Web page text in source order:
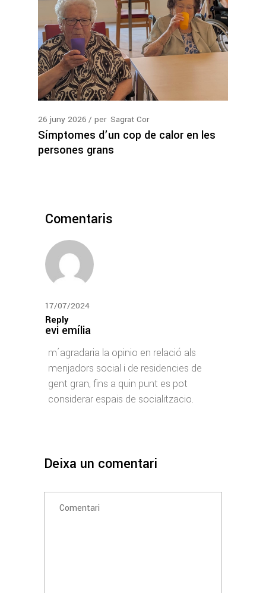
26 juny 2026 per Sagrat Cor
Símptomes d’un cop de calor en les
persones grans
Comentaris
17/07/2024
Reply
evi emília
m´agradaria la opinio en relació als
menjadors social i de residencies de
gent gran, fins a quin punt es pot
considerar espais de socialitzacio.
Deixa un comentari